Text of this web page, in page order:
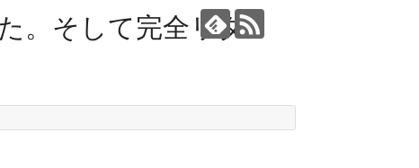
。そして完全リタ